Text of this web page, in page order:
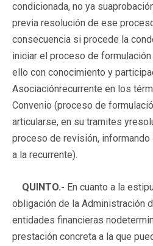
condicionada, no ya
previa resolución de ese
consecuencia si procede la
iniciar el proceso de
ello con conocimiento y
Asociaciónrecurrente en los
Convenio (proceso de
articularse, en su tramites
proceso de revisión,
a la recurrente).
QUINTO.- En cuanto a la
obligación de la Administración
entidades financieras
prestación concreta a la que